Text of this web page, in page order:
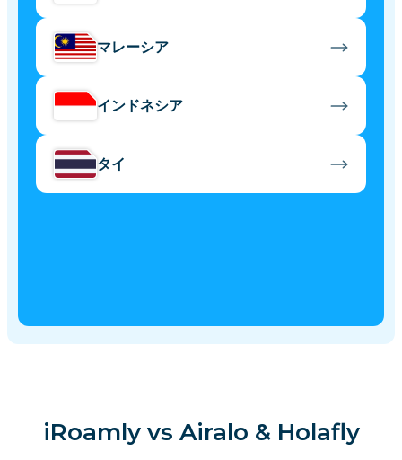
マレーシア
インドネシア
タイ
iRoamly vs Airalo & Holafly